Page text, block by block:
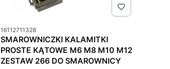
Kod produktu
16112711328
SMAROWNICZKI KALAMITKI
PROSTE KĄTOWE M6 M8 M10 M12
ZESTAW 266 DO SMAROWNICY